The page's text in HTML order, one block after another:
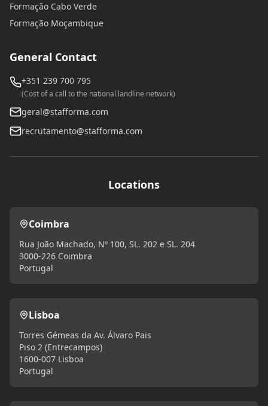
Formação Cabo Verde
Formação Moçambique
General Contact
+351 239 700 795
(Cost of a call to the national landline network)
geral@stafforma.com
recrutamento@stafforma.com
Locations
Coimbra
Rua João Machado, Nº 100, SL. 202 e SL. 204
3000-226 Coimbra
Portugal
Lisboa
Torres Gémeas da Av. Álvaro Pais
Piso 2 (Entrecampos)
1600-007 Lisboa
Portugal